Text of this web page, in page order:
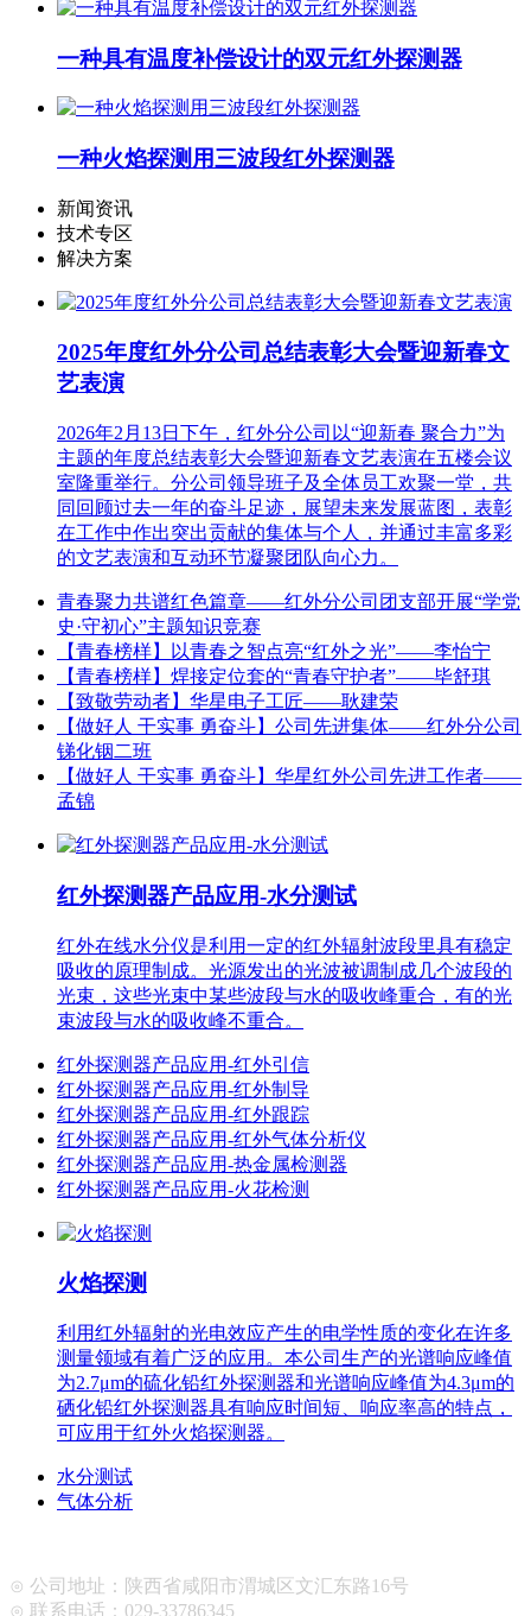
一种具有温度补偿设计的双元红外探测器
一种火焰探测用三波段红外探测器
新闻资讯
技术专区
解决方案
2025年度红外分公司总结表彰大会暨迎新春文
艺表演
2026年2月13日下午，红外分公司以“迎新春 聚合力”为
主题的年度总结表彰大会暨迎新春文艺表演在五楼会议
室隆重举行。分公司领导班子及全体员工欢聚一堂，共
同回顾过去一年的奋斗足迹，展望未来发展蓝图，表彰
在工作中作出突出贡献的集体与个人，并通过丰富多彩
的文艺表演和互动环节凝聚团队向心力。
青春聚力共谱红色篇章——红外分公司团支部开展“学党
史·守初心”主题知识竞赛
【青春榜样】以青春之智点亮“红外之光”——李怡宁
【青春榜样】焊接定位套的“青春守护者”——毕舒琪
【致敬劳动者】华星电子工匠——耿建荣
【做好人 干实事 勇奋斗】公司先进集体——红外分公司
锑化铟二班
【做好人 干实事 勇奋斗】华星红外公司先进工作者——
孟锦
红外探测器产品应用-水分测试
红外在线水分仪是利用一定的红外辐射波段里具有稳定
吸收的原理制成。光源发出的光波被调制成几个波段的
光束，这些光束中某些波段与水的吸收峰重合，有的光
束波段与水的吸收峰不重合。
红外探测器产品应用-红外引信
红外探测器产品应用-红外制导
红外探测器产品应用-红外跟踪
红外探测器产品应用-红外气体分析仪
红外探测器产品应用-热金属检测器
红外探测器产品应用-火花检测
火焰探测
利用红外辐射的光电效应产生的电学性质的变化在许多
测量领域有着广泛的应用。本公司生产的光谱响应峰值
为2.7μm的硫化铅红外探测器和光谱响应峰值为4.3μm的
硒化铅红外探测器具有响应时间短、响应率高的特点，
可应用于红外火焰探测器。
水分测试
气体分析
⊙ 公司地址：陕西省咸阳市渭城区文汇东路16号
⊙ 联系电话：029-33786345